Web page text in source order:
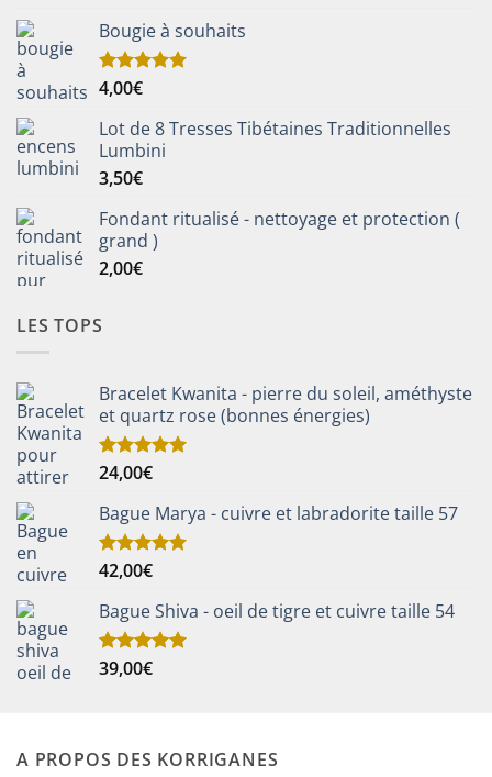
Bougie à souhaits
Note5.00
4,00€
Lot de 8 Tresses Tibétaines Traditionnelles
Lumbini
3,50€
Fondant ritualisé - nettoyage et protection (
grand )
2,00€
LES TOPS
Bracelet Kwanita - pierre du soleil, améthyste
et quartz rose (bonnes énergies)
Note5.00
24,00€
Bague Marya - cuivre et labradorite taille 57
Note5.00
42,00€
Bague Shiva - oeil de tigre et cuivre taille 54
Note5.00
39,00€
A PROPOS DES KORRIGANES